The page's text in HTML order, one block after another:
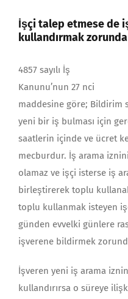
İşçi talep etmese de
kullandırmak zorunda
4857 sayılı İş
Kanunu’nun 27 nci
maddesine göre; Bildirim
yeni bir iş bulması için
saatlerin içinde ve ücret
mecburdur. İş arama
olamaz ve işçi isterse iş
birleştirerek toplu
toplu kullanmak isteyen
günden evvelki günlere
işverene bildirmek
İşveren yeni iş arama
kullandırırsa o süreye